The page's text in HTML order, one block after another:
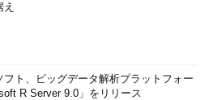
フト、ビッグデータ解析プラットフォー
R Server 9.0」をリリース